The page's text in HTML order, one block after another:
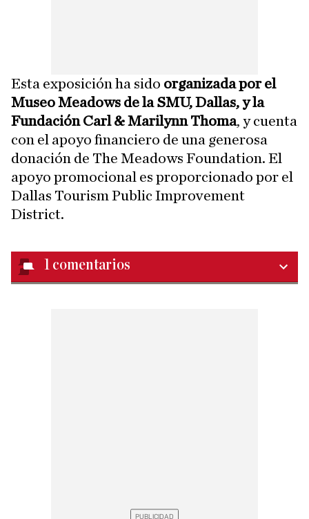
Esta exposición ha sido organizada por el
Museo Meadows de la SMU, Dallas, y la
Fundación Carl & Marilynn Thoma, y cuenta
con el apoyo financiero de una generosa
donación de The Meadows Foundation. El
apoyo promocional es proporcionado por el
Dallas Tourism Public Improvement
District.
1 comentarios